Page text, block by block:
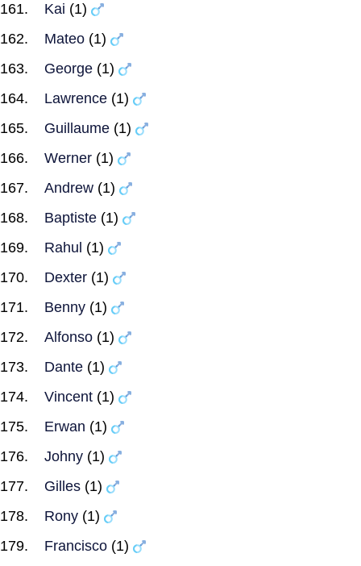
Kai (1)
Mateo (1)
George (1)
Lawrence (1)
Guillaume (1)
Werner (1)
Andrew (1)
Baptiste (1)
Rahul (1)
Dexter (1)
Benny (1)
Alfonso (1)
Dante (1)
Vincent (1)
Erwan (1)
Johny (1)
Gilles (1)
Rony (1)
Francisco (1)